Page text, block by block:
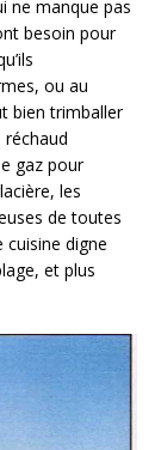
ne manque pas
besoin pour
ou au
bien trimballer
gaz pour
les
de toutes
digne
et plus